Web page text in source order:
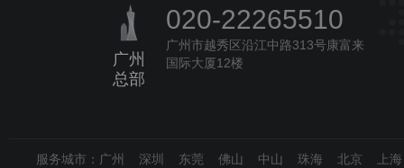
广州
总部
020-22265510
广州市越秀区沿江中路313号康富来
国际大厦12楼
服务城市：广州 深圳 东莞 佛山 中山 珠海 北京